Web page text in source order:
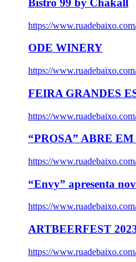
Bistro 99 by Chakall
https://
ODE WINERY
https://
FEIRA GRANDES
https://
“PROSA” ABRE
https://
“Envy” apresenta
https://
ARTBEERFEST
https://